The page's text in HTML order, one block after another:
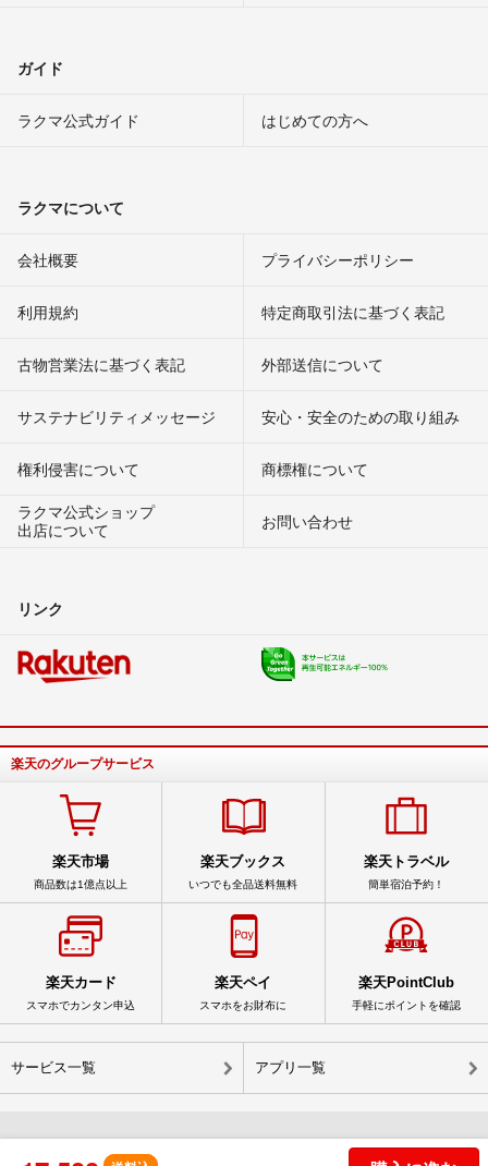
ガイド
ラクマ公式ガイド はじめての方へ
ラクマについて
会社概要 プライバシーポリシー
利用規約 特定商取引法に基づく表記
古物営業法に基づく表記 外部送信について
サステナビリティメッセージ 安心・安全のための取り組み
権利侵害について
商標権について
ラクマ公式ショップ
出店について
お問い合わせ
リンク
楽天のグループサービス
楽天市場
商品数は1億点以上
楽天ブックス
いつでも全品送料無料
楽天トラベル
簡単宿泊予約！
楽天カード
スマホでカンタン申込
楽天ペイ
スマホをお財布に
楽天PointClub
手軽にポイントを確認
サービス一覧 アプリ一覧